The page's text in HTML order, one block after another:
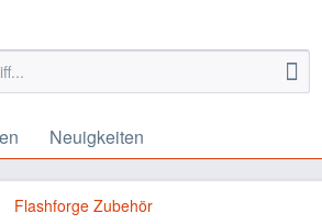
Neuigkeiten
Flashforge Zubehör